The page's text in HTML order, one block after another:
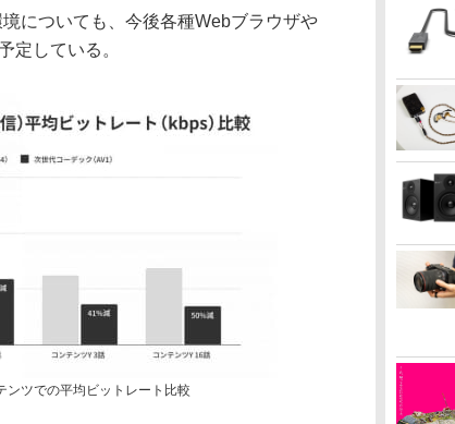
についても、今後各種Webブラウザや
定している。
ツでの平均ビットレート比較